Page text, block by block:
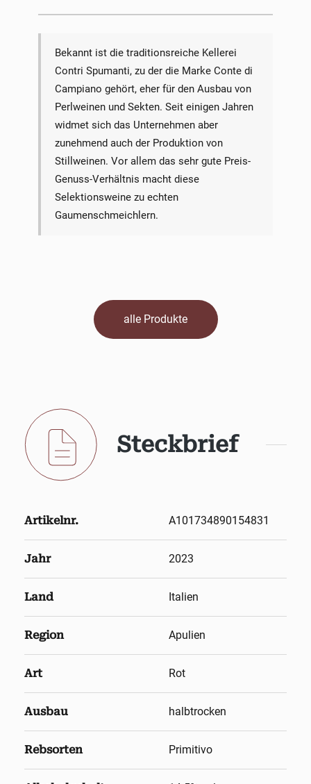
Bekannt ist die traditionsreiche Kellerei
Contri Spumanti, zu der die Marke Conte di
Campiano gehört, eher für den Ausbau von
Perlweinen und Sekten. Seit einigen Jahren
widmet sich das Unternehmen aber
zunehmend auch der Produktion von
Stillweinen. Vor allem das sehr gute Preis-
Genuss-Verhältnis macht diese
Selektionsweine zu echten
Gaumenschmeichlern.
alle Produkte
Steckbrief
Artikelnr. A101734890154831
Jahr 2023
Land Italien
Region Apulien
Art Rot
Ausbau halbtrocken
Rebsorten Primitivo